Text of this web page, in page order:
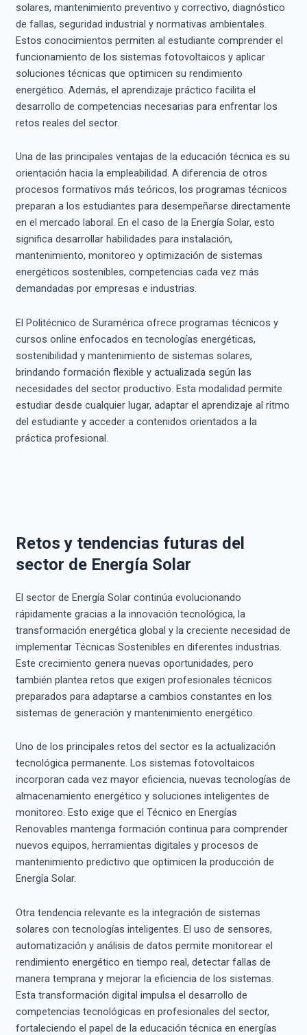
solares, mantenimiento preventivo y correctivo, diagnóstico
de fallas, seguridad industrial y normativas ambientales.
Estos conocimientos permiten al estudiante comprender el
funcionamiento de los sistemas fotovoltaicos y aplicar
soluciones técnicas que optimicen su rendimiento
energético. Además, el aprendizaje práctico facilita el
desarrollo de competencias necesarias para enfrentar los
retos reales del sector.
Una de las principales ventajas de la educación técnica es su
orientación hacia la empleabilidad. A diferencia de otros
procesos formativos más teóricos, los programas técnicos
preparan a los estudiantes para desempeñarse directamente
en el mercado laboral. En el caso de la Energía Solar, esto
significa desarrollar habilidades para instalación,
mantenimiento, monitoreo y optimización de sistemas
energéticos sostenibles, competencias cada vez más
demandadas por empresas e industrias.
El Politécnico de Suramérica ofrece programas técnicos y
cursos online enfocados en tecnologías energéticas,
sostenibilidad y mantenimiento de sistemas solares,
brindando formación flexible y actualizada según las
necesidades del sector productivo. Esta modalidad permite
estudiar desde cualquier lugar, adaptar el aprendizaje al ritmo
del estudiante y acceder a contenidos orientados a la
práctica profesional.
Retos y tendencias futuras del
sector de Energía Solar
El sector de Energía Solar continúa evolucionando
rápidamente gracias a la innovación tecnológica, la
transformación energética global y la creciente necesidad de
implementar Técnicas Sostenibles en diferentes industrias.
Este crecimiento genera nuevas oportunidades, pero
también plantea retos que exigen profesionales técnicos
preparados para adaptarse a cambios constantes en los
sistemas de generación y mantenimiento energético.
Uno de los principales retos del sector es la actualización
tecnológica permanente. Los sistemas fotovoltaicos
incorporan cada vez mayor eficiencia, nuevas tecnologías de
almacenamiento energético y soluciones inteligentes de
monitoreo. Esto exige que el Técnico en Energías
Renovables mantenga formación continua para comprender
nuevos equipos, herramientas digitales y procesos de
mantenimiento predictivo que optimicen la producción de
Energía Solar.
Otra tendencia relevante es la integración de sistemas
solares con tecnologías inteligentes. El uso de sensores,
automatización y análisis de datos permite monitorear el
rendimiento energético en tiempo real, detectar fallas de
manera temprana y mejorar la eficiencia de los sistemas.
Esta transformación digital impulsa el desarrollo de
competencias tecnológicas en profesionales del sector,
fortaleciendo el papel de la educación técnica en energías